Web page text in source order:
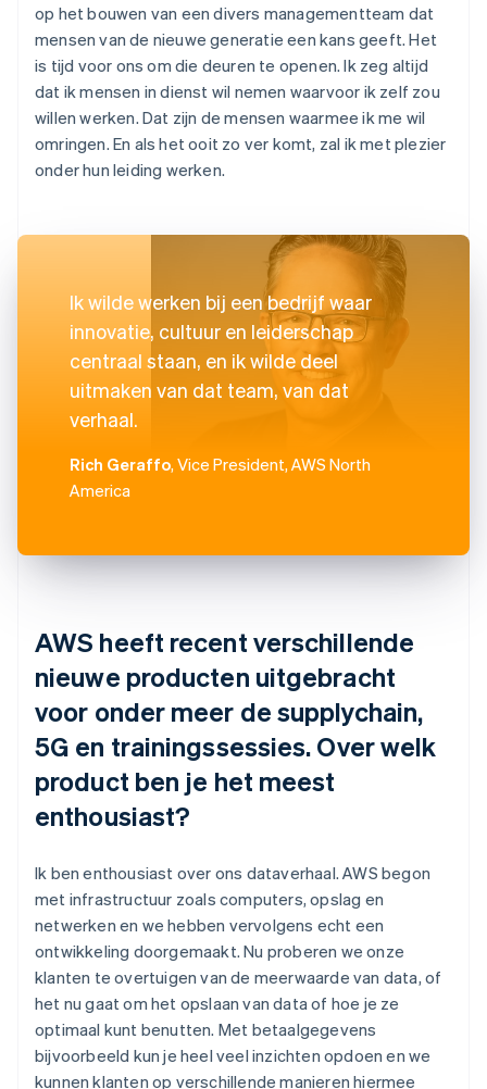
op het bouwen van een divers managementteam dat
mensen van de nieuwe generatie een kans geeft. Het
is tijd voor ons om die deuren te openen. Ik zeg altijd
dat ik mensen in dienst wil nemen waarvoor ik zelf zou
willen werken. Dat zijn de mensen waarmee ik me wil
omringen. En als het ooit zo ver komt, zal ik met plezier
onder hun leiding werken.
Ik wilde werken bij een bedrijf waar
innovatie, cultuur en leiderschap
centraal staan, en ik wilde deel
uitmaken van dat team, van dat
verhaal.
Rich Geraffo, Vice President, AWS North
America
AWS heeft recent verschillende
nieuwe producten uitgebracht
voor onder meer de supplychain,
5G en trainingssessies. Over welk
product ben je het meest
enthousiast?
Ik ben enthousiast over ons dataverhaal. AWS begon
met infrastructuur zoals computers, opslag en
netwerken en we hebben vervolgens echt een
ontwikkeling doorgemaakt. Nu proberen we onze
klanten te overtuigen van de meerwaarde van data, of
het nu gaat om het opslaan van data of hoe je ze
optimaal kunt benutten. Met betaalgegevens
bijvoorbeeld kun je heel veel inzichten opdoen en we
kunnen klanten op verschillende manieren hiermee